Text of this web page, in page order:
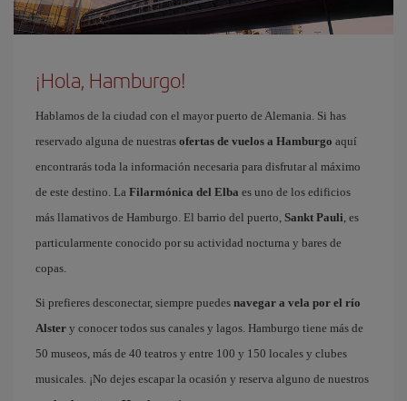
¡Hola, Hamburgo!
Hablamos de la ciudad con el mayor puerto de Alemania. Si has
reservado alguna de nuestras ofertas de vuelos a Hamburgo aquí
encontrarás toda la información necesaria para disfrutar al máximo
de este destino. La Filarmónica del Elba es uno de los edificios
más llamativos de Hamburgo. El barrio del puerto, Sankt Pauli, es
particularmente conocido por su actividad nocturna y bares de
copas.
Si prefieres desconectar, siempre puedes navegar a vela por el río
Alster y conocer todos sus canales y lagos. Hamburgo tiene más de
50 museos, más de 40 teatros y entre 100 y 150 locales y clubes
musicales. ¡No dejes escapar la ocasión y reserva alguno de nuestros